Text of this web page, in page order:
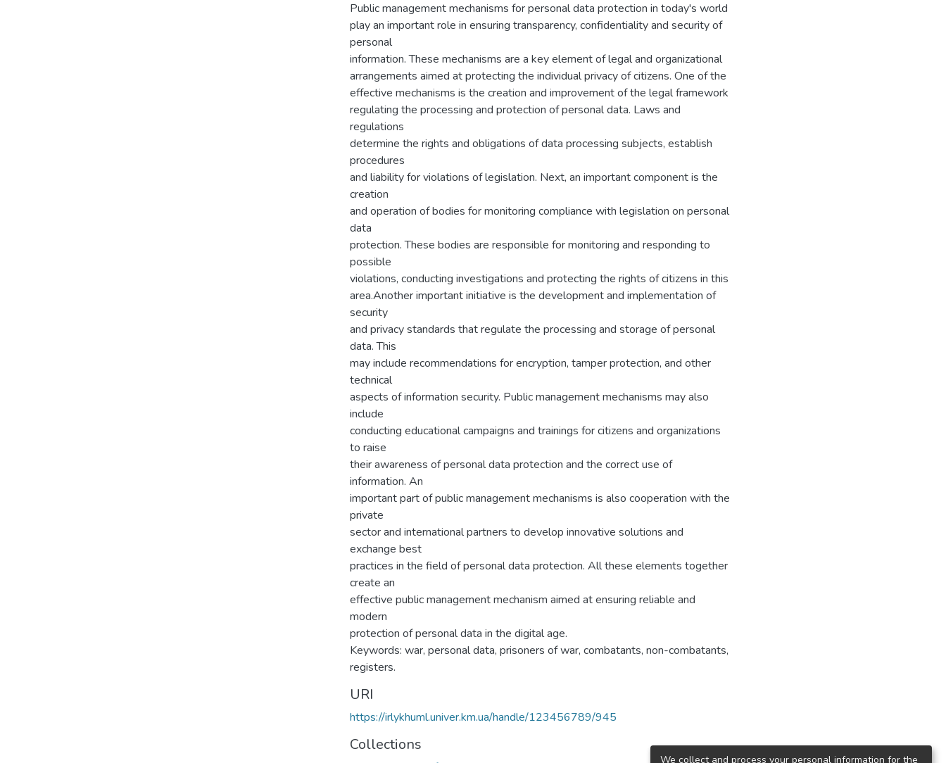
Public management mechanisms for personal data protection in today's world
play an important role in ensuring transparency, confidentiality and security of
personal
information. These mechanisms are a key element of legal and organizational
arrangements aimed at protecting the individual privacy of citizens. One of the
effective mechanisms is the creation and improvement of the legal framework
regulating the processing and protection of personal data. Laws and
regulations
determine the rights and obligations of data processing subjects, establish
procedures
and liability for violations of legislation. Next, an important component is the
creation
and operation of bodies for monitoring compliance with legislation on personal
data
protection. These bodies are responsible for monitoring and responding to
possible
violations, conducting investigations and protecting the rights of citizens in this
area.Another important initiative is the development and implementation of
security
and privacy standards that regulate the processing and storage of personal
data. This
may include recommendations for encryption, tamper protection, and other
technical
aspects of information security. Public management mechanisms may also
include
conducting educational campaigns and trainings for citizens and organizations
to raise
their awareness of personal data protection and the correct use of
information. An
important part of public management mechanisms is also cooperation with the
private
sector and international partners to develop innovative solutions and
exchange best
practices in the field of personal data protection. All these elements together
create an
effective public management mechanism aimed at ensuring reliable and
modern
protection of personal data in the digital age.
Keywords: war, personal data, prisoners of war, combatants, non-combatants,
registers.
URI
https://irlykhuml.univer.km.ua/handle/123456789/945
Collections
We collect and process your personal information for the